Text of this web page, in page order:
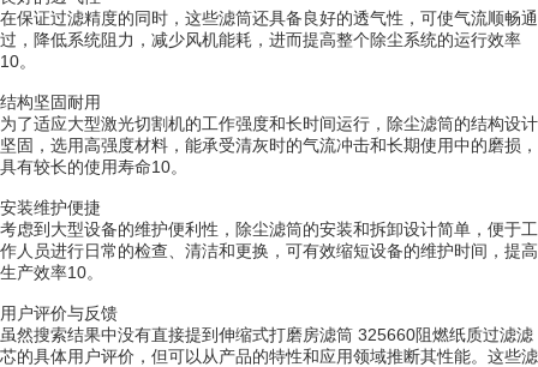
在保证过滤精度的同时，这些滤筒还具备良好的透气性，可使气流顺畅通
过，降低系统阻力，减少风机能耗，进而提高整个除尘系统的运行效率
10。
结构坚固耐用
为了适应大型激光切割机的工作强度和长时间运行，除尘滤筒的结构设计
坚固，选用高强度材料，能承受清灰时的气流冲击和长期使用中的磨损，
具有较长的使用寿命10。
安装维护便捷
考虑到大型设备的维护便利性，除尘滤筒的安装和拆卸设计简单，便于工
作人员进行日常的检查、清洁和更换，可有效缩短设备的维护时间，提高
生产效率10。
用户评价与反馈
虽然搜索结果中没有直接提到伸缩式打磨房滤筒 325660阻燃纸质过滤滤
芯的具体用户评价，但可以从产品的特性和应用领域推断其性能。这些滤